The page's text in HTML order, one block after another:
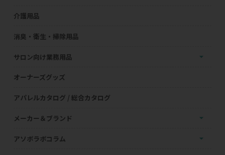
介護用品
消臭・衛生・掃除用品
サロン向け業務用品
オーナーズグッズ
アパレルカタログ / 総合カタログ
メーカー＆ブランド
アソボラボコラム